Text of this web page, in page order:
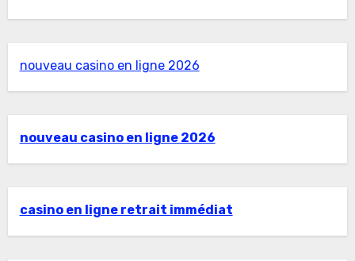
nouveau casino en ligne 2026
nouveau casino en ligne 2026
casino en ligne retrait immédiat